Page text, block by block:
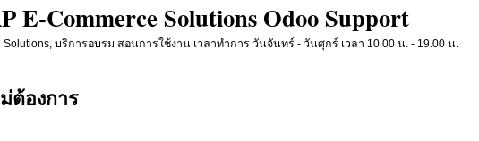
E-Commerce Solutions Odoo Support
บริการอบรม สอนการใช้งาน เวลาทำการ วันจันทร์ - วันศุกร์ เวลา 10.00 น. - 19.00 น.
ต้องการ